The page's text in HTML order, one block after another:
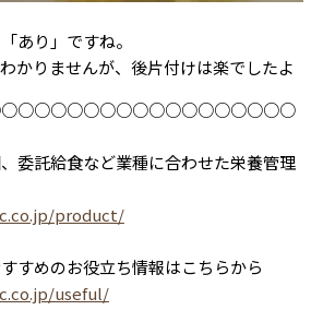
あり」ですね。
かりませんが、後片付けは楽でしたよ
委託給食など業種に合わせた栄養管理
product/
すめのお役立ち情報はこちらから
useful/